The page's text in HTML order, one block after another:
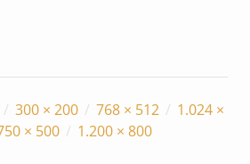
/ 300 × 200 / 768 × 512 / 1.024 ×
× 500 / 1.200 × 800